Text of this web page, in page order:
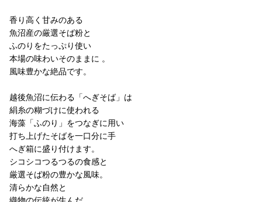
香り高く甘みのある
魚沼産の厳選そば粉と
ふのりをたっぷり使い
本場の味わいそのままに 。
風味豊かな絶品です。
越後魚沼に伝わる「へぎそば」は
絹糸の糊づけに使われる
海藻「ふのり」をつなぎに用い
打ち上げたそばを一口分に手
へぎ箱に盛り付けます。
シコシコつるつるの食感と
厳選そば粉の豊かな風味。
清らかな自然と